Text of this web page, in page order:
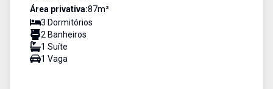
Área privativa:87m²
3 Dormitórios
2 Banheiros
1 Suíte
1 Vaga